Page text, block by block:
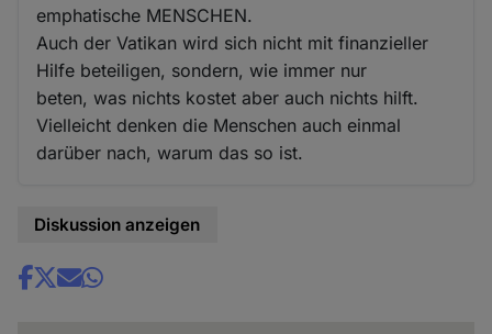
emphatische MENSCHEN.
Auch der Vatikan wird sich nicht mit finanzieller
Hilfe beteiligen, sondern, wie immer nur
beten, was nichts kostet aber auch nichts hilft.
Vielleicht denken die Menschen auch einmal
darüber nach, warum das so ist.
Diskussion anzeigen
Share